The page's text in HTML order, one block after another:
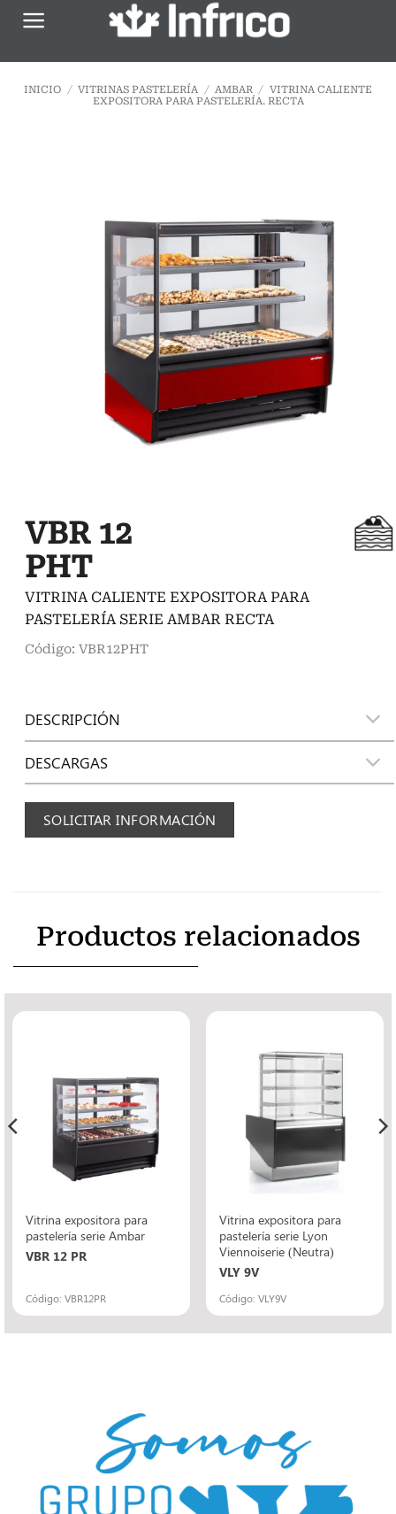
Saltar
INICIO / VITRINAS PASTELERÍA / AMBAR / VITRINA CALIENTE
EXPOSITORA PARA PASTELERÍA. RECTA
VBR 12
PHT
VITRINA CALIENTE EXPOSITORA PARA
PASTELERÍA SERIE AMBAR RECTA
Código: VBR12PHT
DESCRIPCIÓN
DESCARGAS
SOLICITAR INFORMACIÓN
Productos relacionados
Vitrina expositora para
pastelería serie Ambar
VBR 12 PR
Código: VBR12PR
Vitrina expositora para
pastelería serie Lyon
Viennoiserie (Neutra)
VLY 9V
Código: VLY9V